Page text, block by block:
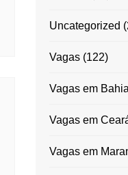
Uncategorized
Vagas(122)
Vagas em Bahia
Vagas em
Vagas em